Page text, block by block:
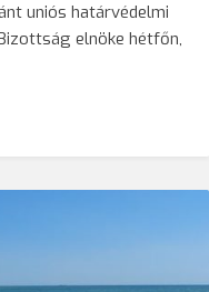
uniós határvédelmi
elnöke hétfőn,